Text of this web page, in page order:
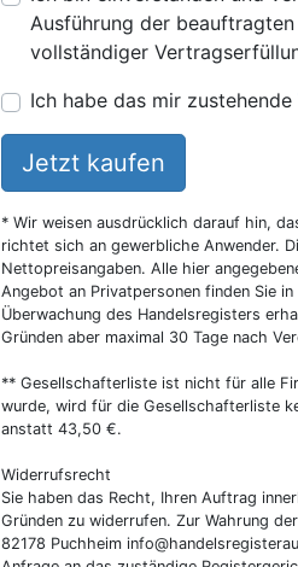
Ausführung der
vollständiger
Ich habe das mir zustehende
Jetzt kaufen
* Wir weisen ausdrücklich darauf hin,
richtet sich an gewerbliche Anwender.
Nettopreisangaben. Alle hier
Angebot an Privatpersonen finden Sie
Überwachung des Handelsregisters
Gründen aber maximal 30 Tage nach
** Gesellschafterliste ist nicht für alle
wurde, wird für die Gesellschafterliste
anstatt 43,50 €.
Widerrufsrecht
Sie haben das Recht, Ihren Auftrag
Gründen zu widerrufen. Zur Wahrung
82178 Puchheim